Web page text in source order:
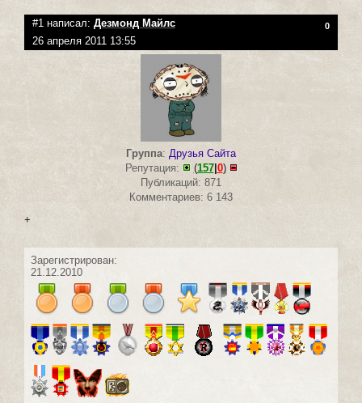
#1 написал: Дезмонд Майлс 0
26 апреля 2011 13:55
Группа: Друзья Сайта
Репутация:
(157| 0)
Публикаций: 871
Комментариев: 6 143
+
Зарегистрирован:
21.12.2010